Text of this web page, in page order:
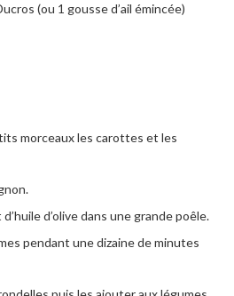
(ou 1 gousse d’ail émincée)
morceaux les carottes et les
d’olive dans une grande poêle.
pendant une dizaine de minutes